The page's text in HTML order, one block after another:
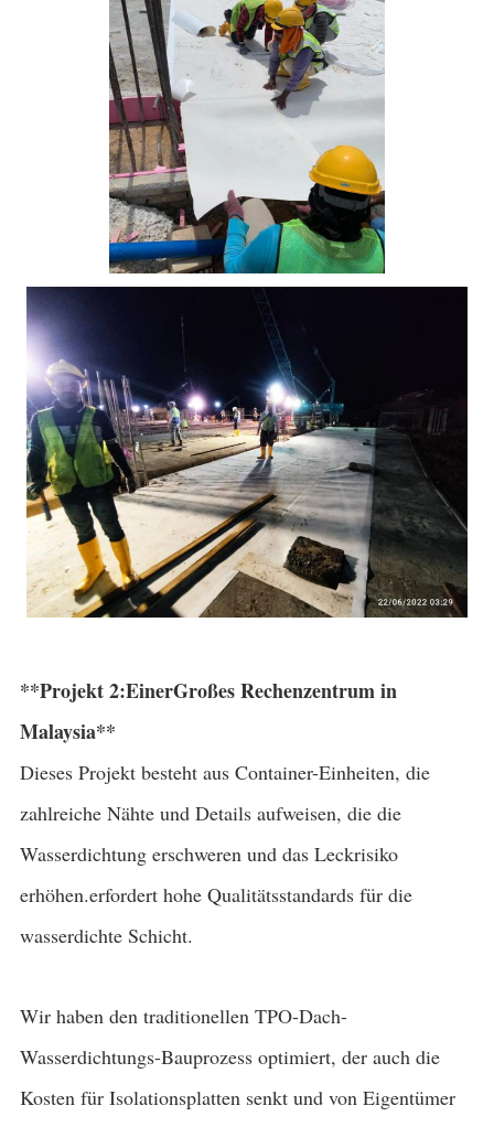
**Projekt 2:EinerGroßes Rechenzentrum in
Malaysia**
Dieses Projekt besteht aus Container-Einheiten, die
zahlreiche Nähte und Details aufweisen, die die
Wasserdichtung erschweren und das Leckrisiko
erhöhen.erfordert hohe Qualitätsstandards für die
wasserdichte Schicht.
Wir haben den traditionellen TPO-Dach-
Wasserdichtungs-Bauprozess optimiert, der auch die
Kosten für Isolationsplatten senkt und von Eigentümer